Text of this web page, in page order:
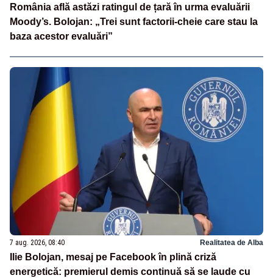
România află astăzi ratingul de țară în urma evaluării
Moody’s. Bolojan: „Trei sunt factorii-cheie care stau la
baza acestor evaluări”
7 aug. 2026, 08:40 Realitatea de Alba
Ilie Bolojan, mesaj pe Facebook în plină criză
energetică: premierul demis continuă să se laude cu